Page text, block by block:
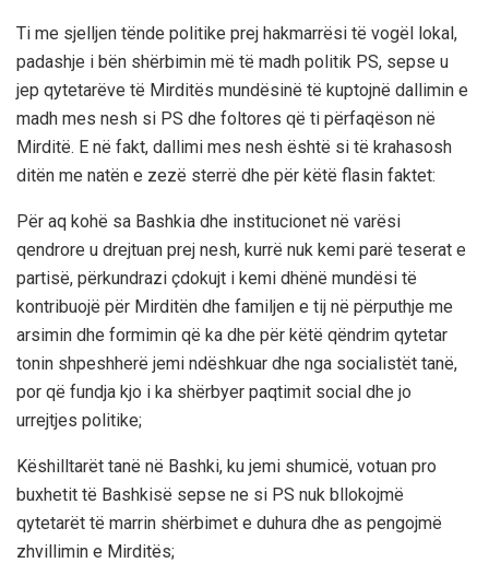
Ti me sjelljen tënde politike prej hakmarrësi të vogël lokal,
padashje i bën shërbimin më të madh politik PS, sepse u
jep qytetarëve të Mirditës mundësinë të kuptojnë dallimin e
madh mes nesh si PS dhe foltores që ti përfaqëson në
Mirditë. E në fakt, dallimi mes nesh është si të krahasosh
ditën me natën e zezë sterrë dhe për këtë flasin faktet:
Për aq kohë sa Bashkia dhe institucionet në varësi
qendrore u drejtuan prej nesh, kurrë nuk kemi parë teserat e
partisë, përkundrazi çdokujt i kemi dhënë mundësi të
kontribuojë për Mirditën dhe familjen e tij në përputhje me
arsimin dhe formimin që ka dhe për këtë qëndrim qytetar
tonin shpeshherë jemi ndëshkuar dhe nga socialistët tanë,
por që fundja kjo i ka shërbyer paqtimit social dhe jo
urrejtjes politike;
Këshilltarët tanë në Bashki, ku jemi shumicë, votuan pro
buxhetit të Bashkisë sepse ne si PS nuk bllokojmë
qytetarët të marrin shërbimet e duhura dhe as pengojmë
zhvillimin e Mirditës;